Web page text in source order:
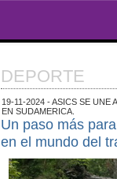
DEPORTE
19-11-2024 - ASICS SE UNE
EN SUDAMERICA.
Un paso más
en el mundo del